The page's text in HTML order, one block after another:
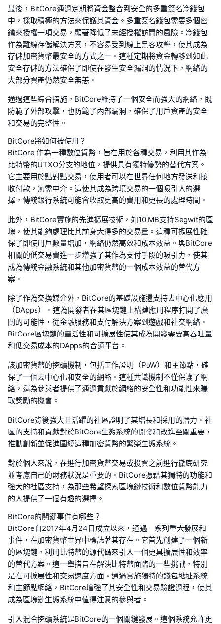
最後，BitCore通過定期將資金整合到安全的多重簽名冷錢包
中，採取積極的方法來保護其資金。多重簽名錢包需要多個密
鑰來授權一項交易，顯著降低了未經授權訪問的風險。冷錢包
作為離線存儲解決方案，不容易受到線上黑客攻擊，使其成為
存儲加密貨幣最安全的方式之一。這種定期將資金轉移到如此
安全存儲的方法確保了即使在發生安全漏洞的情況下，網絡的
大部分資產仍然安全無恙。
通過這些綜合措施，BitCore維持了一個安全而強大的網絡，既
防範了外部攻擊，也防範了內部漏洞，確保了用戶資產的安全
和交易的完整性。
BitCore將如何被使用？
BitCore 作為一種數位貨幣，旨在用於各種交易，利用其作為
比特幣的UTXO分支的地位，提供具有獨特優勢的替代方案。
它主要用於點對點交易，使用者可以在世界任何地方發送和接
收付款，無需中介。這使其成為跨境交易的一個吸引人的選
擇，傳統銀行系統可能會收取更高的費用和更長的處理時間。
此外，BitCore實施的先進擴展技術，如10 MB支持Segwit的區
塊，使其能夠處理比其前身大得多的交易量。這種可擴展性確
保了即使用戶數量增加，網絡仍然高效和成本效益。與BitCore
相關的低交易費進一步增強了其作為支付手段的吸引力，使其
成為傳統金融系統和其他加密貨幣的一個成本效益的替代方
案。
除了作為交換媒介外，BitCore的基礎設施還支持去中心化應用
（DApps）。這為開發者在其區塊鏈上構建應用程序打開了廣
闊的可能性，從金融服務和支付解決方案到遊戲和社交網絡。
BitCore區塊鏈的靈活性和可擴展性使其成為開發需要高吞吐量
和低交易成本的DApps的合適平台。
該加密貨幣的挖礦機制，包括工作證明（PoW）和主節點，確
保了一個去中心化和安全的網絡。這種共識機制不僅保護了網
絡，還為參與者提供了通過貢獻於網絡的安全性和功能性來賺
取獎勵的機會。
BitCore背後強大且活躍的社區證明了其增長和採用的潛力。社
區的支持和貢獻對於BitCore生態系統的開發和改進至關重要，
推動創新並促進圍繞這種加密貨幣的繁榮生態系統。
對於個人來說，在進行加密貨幣交易或投資之前進行徹底研究
並考慮自己的財務狀況是重要的。BitCore憑藉其獨特的功能和
強大的社區支持，為那些希望探索區塊鏈技術和數位貨幣能力
的人提供了一個有趣的選擇。
BitCore的關鍵事件有哪些？
BitCore自2017年4月24日成立以來，通過一系列重大發展和
事件，在加密貨幣世界中標誌著其存在。它首先創建了一個新
的區塊鏈，利用比特幣的源代碼來引入一個更具擴展性和效率
的替代方案。這一舉措旨在解決比特幣面臨的一些挑戰，特別
是在可擴展性和交易速度方面。通過實施獨特的錢包地址系統
和主節點網絡，BitCore增強了其安全性和交易驗證過程，使其
成為區塊鏈生態系統中值得注意的參與者。
引入混合挖礦系統是BitCore的一個關鍵發展。這個系統允許更